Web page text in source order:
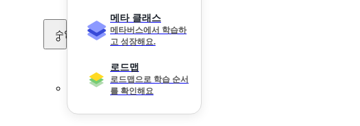
수업
메타 클래스
메타버스에서 학습하
고 성장해요.
로드맵
로드맵으로 학습 순서
를 확인해요